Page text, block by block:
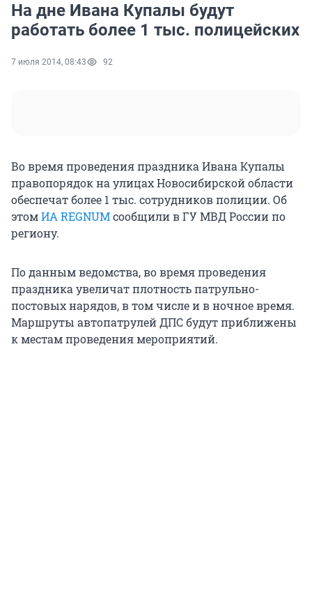
На дне Ивана Купалы будут
работать более 1 тыс. полицейских
7 июля 2014, 08:43 92
Во время проведения праздника Ивана Купалы
правопорядок на улицах Новосибирской области
обеспечат более 1 тыс. сотрудников полиции. Об
этомИА REGNUMсообщили в ГУ МВД России по
региону.
По данным ведомства, во время проведения
праздника увеличат плотность патрульно-
постовых нарядов, в том числе и в ночное время.
Маршруты автопатрулей ДПС будут приближены
к местам проведения мероприятий.